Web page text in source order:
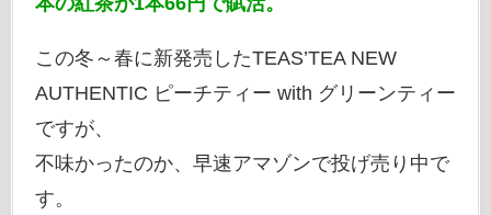
この冬～春に新発売したTEAS’TEA NEW
AUTHENTIC ピーチティー with グリーンティー
ですが、
不味かったのか、早速アマゾンで投げ売り中で
す。